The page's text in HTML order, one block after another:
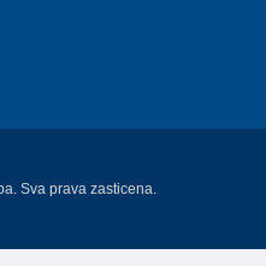
Sva prava zasticena.